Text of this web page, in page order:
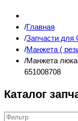
Главная
Запчасти
Манжета (
Манжета
651008708
Каталог